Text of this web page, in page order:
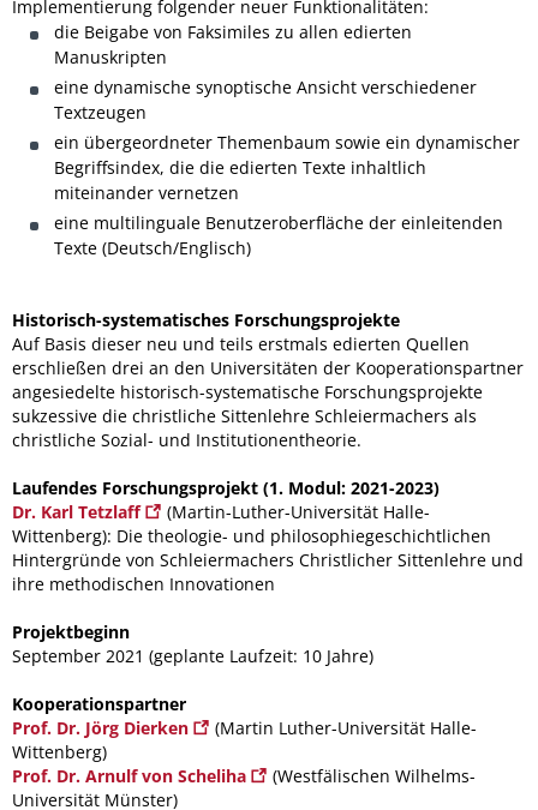
Implementierung folgender neuer Funktionalitäten:
die Beigabe von Faksimiles zu allen edierten
Manuskripten
eine dynamische synoptische Ansicht verschiedener
Textzeugen
ein übergeordneter Themenbaum sowie ein dynamischer
Begriffsindex, die die edierten Texte inhaltlich
miteinander vernetzen
eine multilinguale Benutzeroberfläche der einleitenden
Texte (Deutsch/Englisch)
Historisch-systematisches Forschungsprojekte
Auf Basis dieser neu und teils erstmals edierten Quellen
erschließen drei an den Universitäten der Kooperationspartner
angesiedelte historisch-systematische Forschungsprojekte
sukzessive die christliche Sittenlehre Schleiermachers als
christliche Sozial- und Institutionentheorie.
Laufendes Forschungsprojekt (1. Modul: 2021-2023)
Dr. Karl Tetzlaff
(Martin-Luther-Universität Halle-
Wittenberg): Die theologie- und philosophiegeschichtlichen
Hintergründe von Schleiermachers Christlicher Sittenlehre und
ihre methodischen Innovationen
Projektbeginn
September 2021 (geplante Laufzeit: 10 Jahre)
Kooperationspartner
Prof. Dr. Jörg Dierken
(Martin Luther-Universität Halle-
Wittenberg)
Prof. Dr. Arnulf von Scheliha
(Westfälischen Wilhelms-
Universität Münster)